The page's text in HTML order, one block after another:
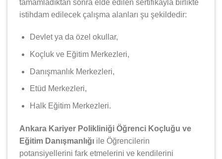
tamamladıktan sonra elde edilen sertifikayla birlikte
istihdam edilecek çalışma alanları şu şekildedir:
Devlet ya da özel okullar,
Koçluk ve Eğitim Merkezleri,
Danışmanlık Merkezleri,
Etüd Merkezleri,
Halk Eğitim Merkezleri.
Ankara Kariyer Polikliniği Öğrenci Koçluğu ve
Eğitim Danışmanlığı ile Öğrencilerin
potansiyellerini fark etmelerini ve kendilerini